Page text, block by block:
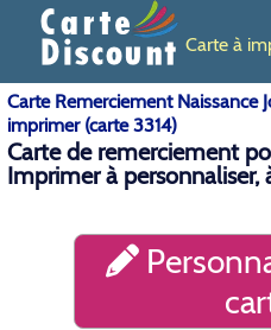
Carte à
Carte Remerciement Naissance
imprimer (carte 3314)
Carte de remerciement
Imprimer à